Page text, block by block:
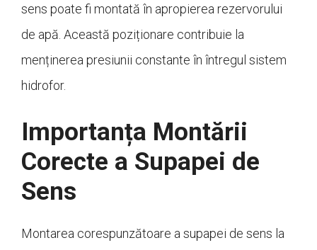
sens poate fi montată în apropierea rezervorului
de apă. Această poziționare contribuie la
menținerea presiunii constante în întregul sistem
hidrofor.
Importanța Montării
Corecte a Supapei de
Sens
Montarea corespunzătoare a supapei de sens la